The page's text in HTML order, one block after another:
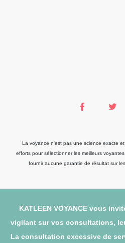
La voyance n'est pas une science exacte
efforts pour sélectionner les meilleurs
fournir aucune garantie de résultat sur
KATLEEN VOYANCE vous
vigilant sur vos consultations,
La consultation excessive de